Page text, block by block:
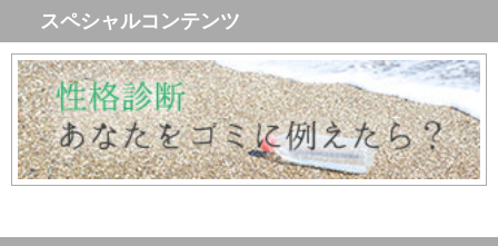
スペシャルコンテンツ